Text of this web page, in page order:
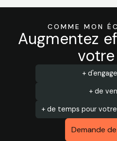
COMME MON
Augmentez
+
+ de
+ de temps pour
Demande